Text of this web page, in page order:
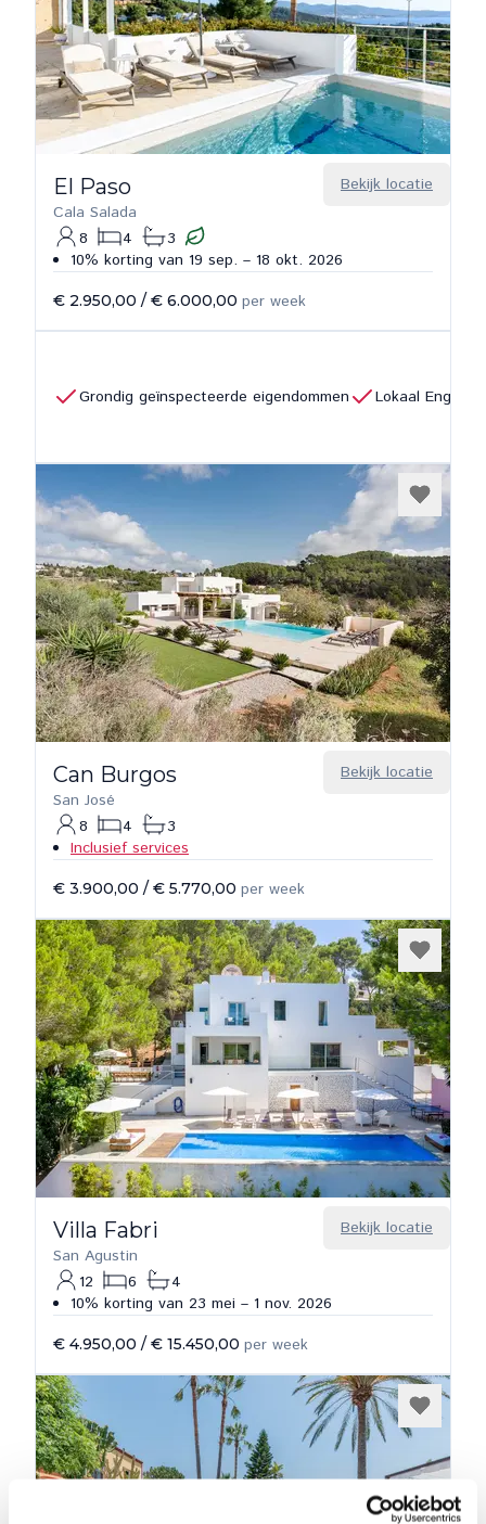
Bekijk locatie
El Paso
Cala Salada
8
4
3
10% korting van 19 sep. – 18 okt. 2026
€ 2.950,00 / € 6.000,00 per week
Grondig geïnspecteerde eigendommen Lokaal Engels
Bekijk locatie
Can Burgos
San José
8
4
3
Inclusief services
€ 3.900,00 / € 5.770,00 per week
Bekijk locatie
Villa Fabri
San Agustin
12
6
4
10% korting van 23 mei – 1 nov. 2026
€ 4.950,00 / € 15.450,00 per week